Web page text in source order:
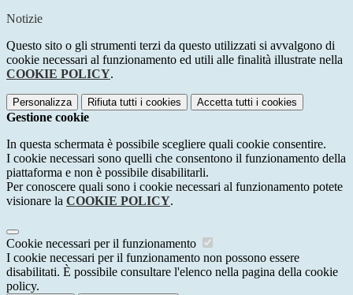
Notizie
Questo sito o gli strumenti terzi da questo utilizzati si avvalgono di
cookie necessari al funzionamento ed utili alle finalità illustrate nella
COOKIE POLICY.
Personalizza Rifiuta tutti i cookies Accetta tutti i cookies
Gestione cookie
In questa schermata è possibile scegliere quali cookie consentire.
I cookie necessari sono quelli che consentono il funzionamento della
piattaforma e non è possibile disabilitarli.
Per conoscere quali sono i cookie necessari al funzionamento potete
visionare la COOKIE POLICY.
Cookie necessari per il funzionamento
I cookie necessari per il funzionamento non possono essere
disabilitati. È possibile consultare l'elenco nella pagina della cookie
policy.